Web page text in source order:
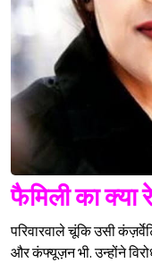
फैमिली का क्या
परिवारवाले चूंकि उसी
और कंफ्यूज़न भी. उन्होंने